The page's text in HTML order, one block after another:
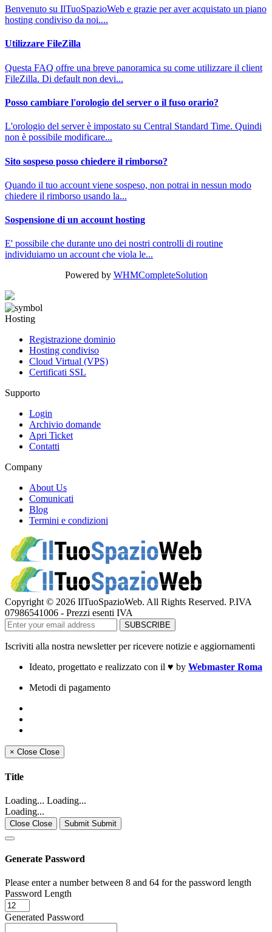
Benvenuto su IlTuoSpazioWeb e grazie per aver acquistato un piano
hosting condiviso da noi....
Utilizzare FileZilla
Questa FAQ offre una breve panoramica su come utilizzare il client
FileZilla. Di default non devi...
Posso cambiare l'orologio del server o il fuso orario?
L'orologio del server è impostato su Central Standard Time. Quindi
non è possibile modificare...
Sito sospeso posso chiedere il rimborso?
Quando il tuo account viene sospeso, non potrai in nessun modo
chiedere il rimborso usando la...
Sospensione di un account hosting
E' possibile che durante uno dei nostri controlli di routine
individuiamo un account che viola le...
Powered by WHMCompleteSolution
Hosting
Registrazione dominio
Hosting condiviso
Cloud Virtual (VPS)
Certificati SSL
Supporto
Login
Archivio domande
Apri Ticket
Contatti
Company
About Us
Comunicati
Blog
Termini e condizioni
Copyright © 2026 IlTuoSpazioWeb. All Rights Reserved. P.IVA
07986541006 - Prezzi esenti IVA
Iscriviti alla nostra newsletter per ricevere notizie e aggiornamenti
Ideato, progettato e realizzato con il ♥ by Webmaster Roma
Metodi di pagamento
× Close Close
Title
Loading... Loading...
Loading...
Close Close Submit Submit
Generate Password
Please enter a number between 8 and 64 for the password length
Password Length
Generated Password